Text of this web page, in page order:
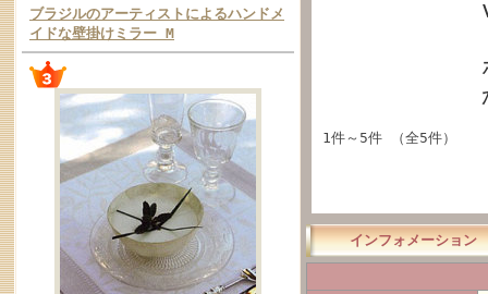
ブラジルのアーティストによるハンドメ
イドな壁掛けミラー M
1件～5件 （全5件）
インフォメーション